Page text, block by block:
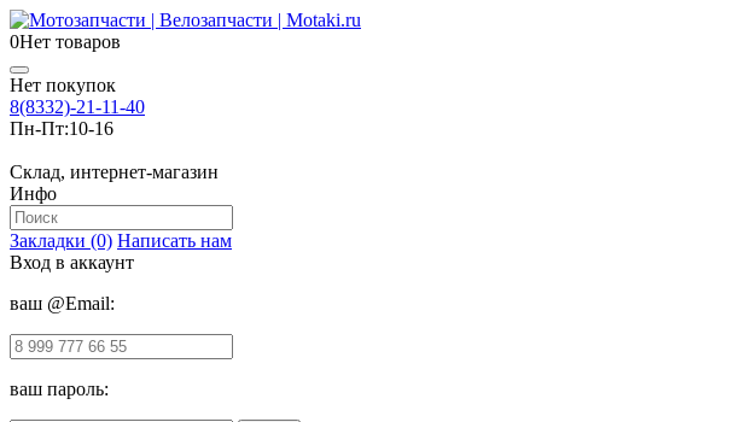
0Нет товаров
Нет покупок
8(8332)-21-11-40
Пн-Пт:10-16
Склад, интернет-магазин
Инфо
Закладки (0) Написать нам
Вход в аккаунт
ваш @Email:
ваш пароль: